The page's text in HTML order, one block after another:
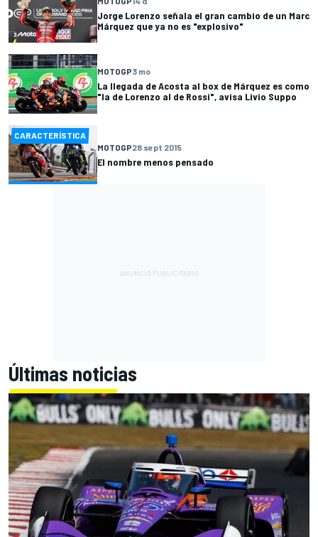
Jorge Lorenzo señala el gran cambio de un Marc
Márquez que ya no es "explosivo"
MOTOGP3 mo
La llegada de Acosta al box de Márquez es como
"la de Lorenzo al de Rossi", avisa Livio Suppo
CARACTERÍSTICA
MOTOGP28 sept 2015
El nombre menos pensado
Últimas noticias